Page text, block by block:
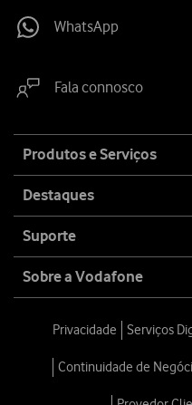
WhatsApp
Fala connosco
map
Produtos e Serviços
Destaques
Suporte
Sobre a Vodafone
Privacidade Serviços
Continuidade de